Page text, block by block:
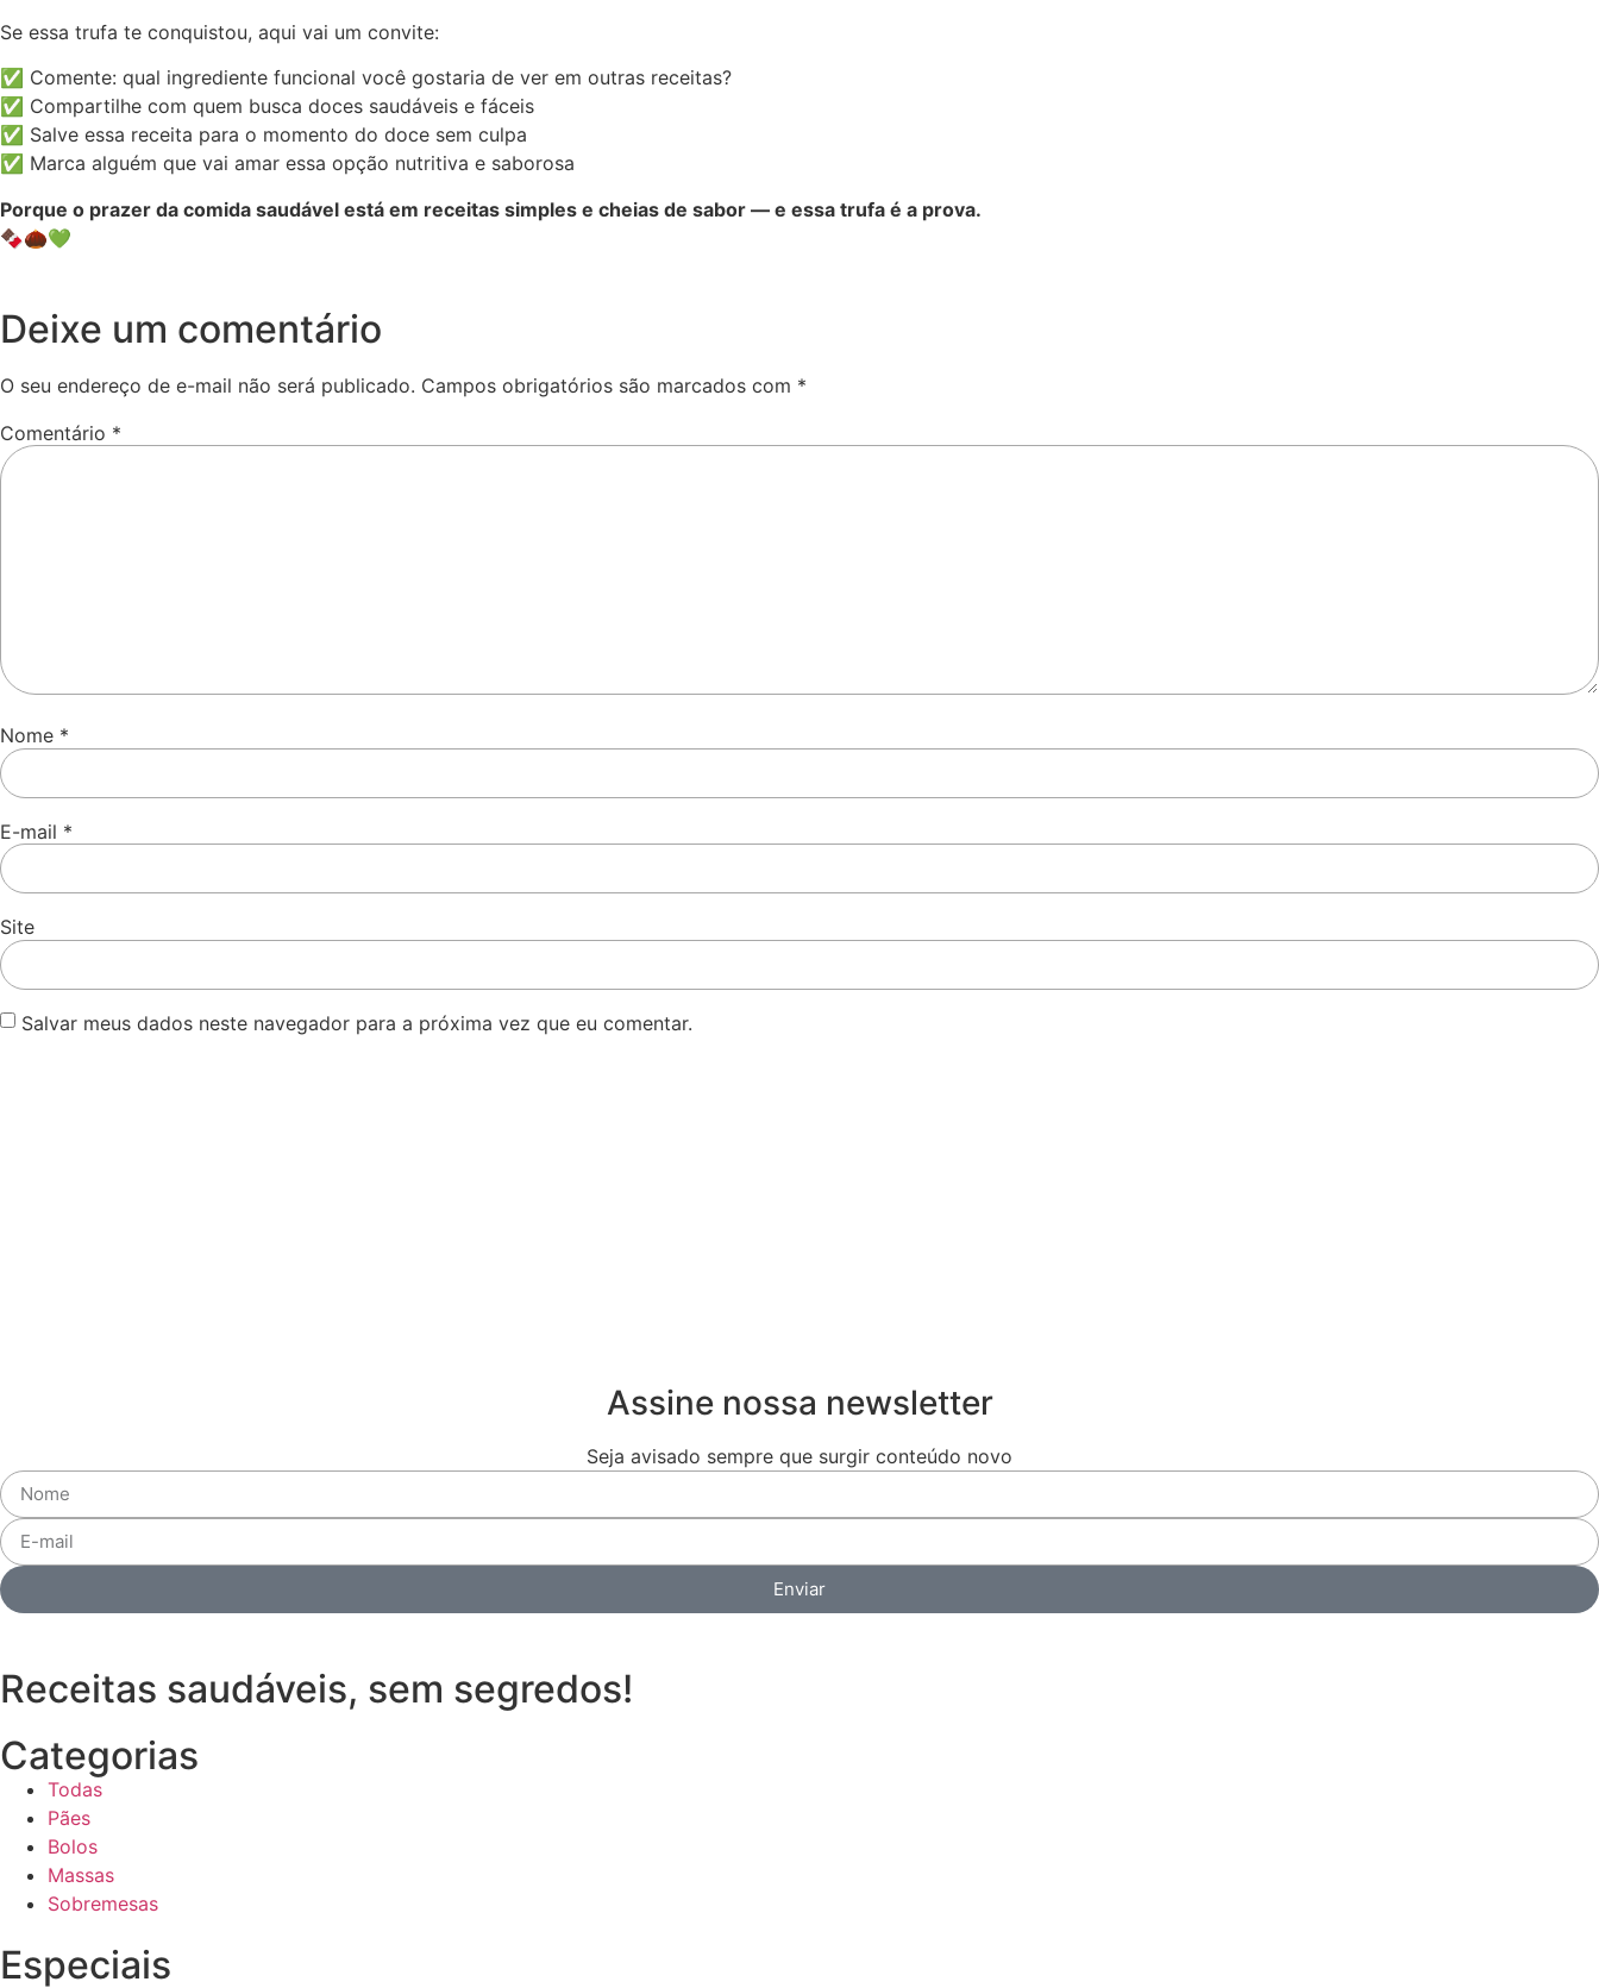
Se essa trufa te conquistou, aqui vai um convite:
✅ Comente: qual ingrediente funcional você gostaria de ver em outras receitas?
✅ Compartilhe com quem busca doces saudáveis e fáceis
✅ Salve essa receita para o momento do doce sem culpa
✅ Marca alguém que vai amar essa opção nutritiva e saborosa
Porque o prazer da comida saudável está em receitas simples e cheias de sabor — e essa trufa é a prova.
🍫🌰💚
Deixe um comentário
O seu endereço de e-mail não será publicado. Campos obrigatórios são marcados com *
Comentário *
Nome *
E-mail *
Site
Salvar meus dados neste navegador para a próxima vez que eu comentar.
Assine nossa newsletter
Seja avisado sempre que surgir conteúdo novo
Enviar
Receitas saudáveis, sem segredos!
Categorias
Todas
Pães
Bolos
Massas
Sobremesas
Especiais